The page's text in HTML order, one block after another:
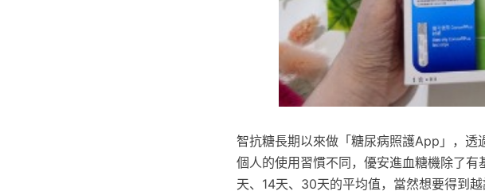
智抗糖長期以來做「糖尿病照護App」，透
個人的使用習慣不同，優安進血糖機除了
天、14天、30天的平均值，當然想要得到